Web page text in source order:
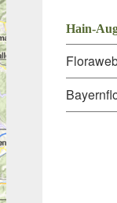
Hain-